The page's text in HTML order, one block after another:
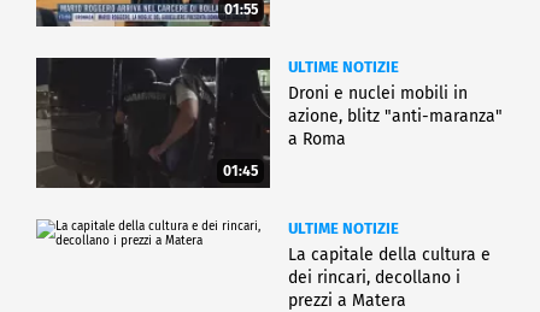
01:55
01:45
ULTIME NOTIZIE
Droni e nuclei mobili in
azione, blitz "anti-maranza"
a Roma
ULTIME NOTIZIE
La capitale della cultura e
dei rincari, decollano i
prezzi a Matera